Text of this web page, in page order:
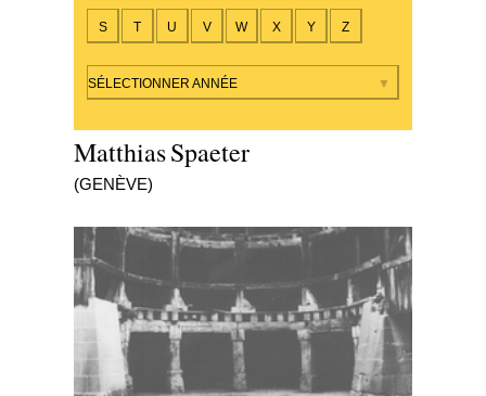
S T U V W X Y Z
SÉLECTIONNER ANNÉE
Matthias Spaeter
(GENÈVE)